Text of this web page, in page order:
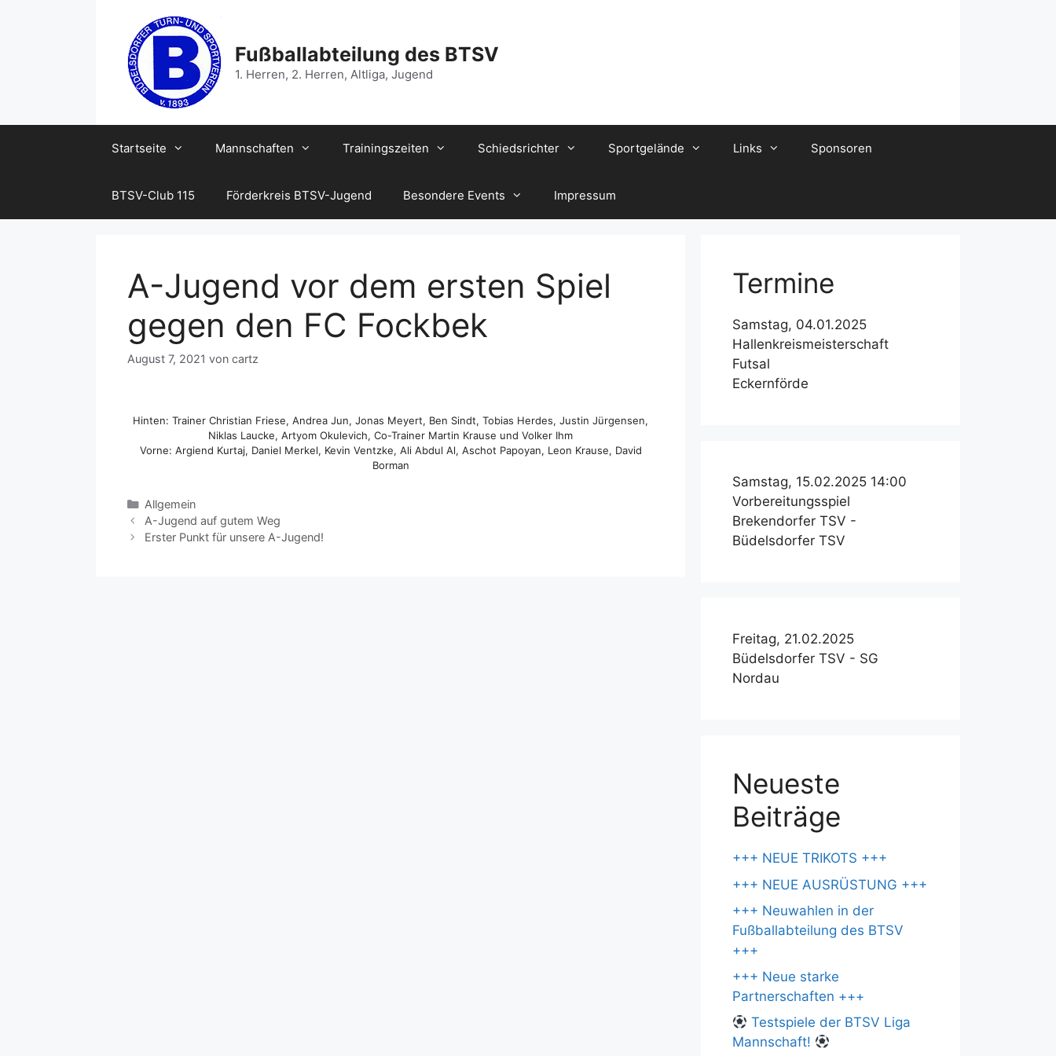
Fußballabteilung des BTSV
1. Herren, 2. Herren, Altliga, Jugend
Startseite Mannschaften Trainingszeiten Schiedsrichter Sportgelände Links Sponsoren
BTSV-Club 115 Förderkreis BTSV-Jugend Besondere Events Impressum
A-Jugend vor dem ersten Spiel
gegen den FC Fockbek
August 7, 2021 von cartz
Hinten: Trainer Christian Friese, Andrea Jun, Jonas Meyert, Ben Sindt, Tobias Herdes, Justin Jürgensen,
Niklas Laucke, Artyom Okulevich, Co-Trainer Martin Krause und Volker Ihm
Vorne: Argiend Kurtaj, Daniel Merkel, Kevin Ventzke, Ali Abdul Al, Aschot Papoyan, Leon Krause, David
Borman
Kategorien
Allgemein
A-Jugend auf gutem Weg
Erster Punkt für unsere A-Jugend!
Termine
Samstag, 04.01.2025
Hallenkreismeisterschaft
Futsal
Eckernförde
Samstag, 15.02.2025 14:00
Vorbereitungsspiel
Brekendorfer TSV -
Büdelsdorfer TSV
Freitag, 21.02.2025
Büdelsdorfer TSV - SG
Nordau
Neueste
Beiträge
+++ NEUE TRIKOTS +++
+++ NEUE AUSRÜSTUNG +++
+++ Neuwahlen in der
Fußballabteilung des BTSV
+++
+++ Neue starke
Partnerschaften +++
Testspiele der BTSV Liga
Mannschaft!